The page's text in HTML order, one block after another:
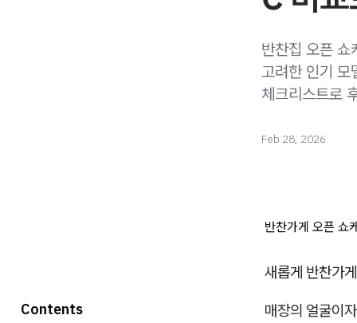
반찬집 오픈
고려한 인기
체크리스트로
Feb 28, 2026
반찬가게 오픈 쇼
새롭게 반찬가
매장의 얼굴이
Contents